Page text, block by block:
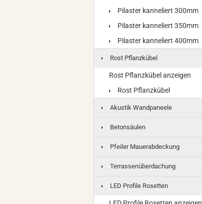
Pilaster kanneliert 300mm
Pilaster kanneliert 350mm
Pilaster kanneliert 400mm
Rost Pflanzkübel
Rost Pflanzkübel anzeigen
Rost Pflanzkübel
Akustik Wandpaneele
Betonsäulen
Pfeiler Mauerabdeckung
Terrassenüberdachung
LED Profile Rosetten